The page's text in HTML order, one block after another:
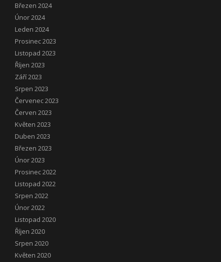
Březen 2024
Únor 2024
Leden 2024
Prosinec 2023
Listopad 2023
Říjen 2023
Září 2023
Srpen 2023
Červenec 2023
Červen 2023
Květen 2023
Duben 2023
Březen 2023
Únor 2023
Prosinec 2022
Listopad 2022
Srpen 2022
Únor 2022
Listopad 2020
Říjen 2020
Srpen 2020
Květen 2020